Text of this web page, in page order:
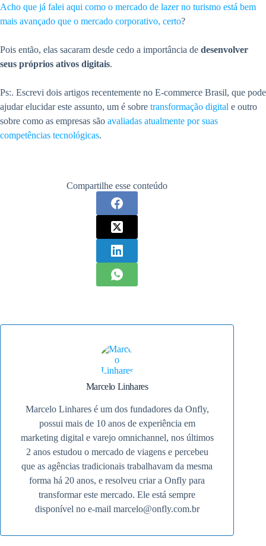
Acho que já falei aqui como o mercado de lazer no turismo está bem
mais avançado que o mercado corporativo, certo?
Pois então, elas sacaram desde cedo a importância de desenvolver
seus próprios ativos digitais.
Ps:. Escrevi dois artigos recentemente no E-commerce Brasil, que pode
ajudar elucidar este assunto, um é sobre transformação digital e outro
sobre como as empresas são avaliadas atualmente por suas
competências tecnológicas.
Compartilhe esse conteúdo
Marcelo Linhares
Marcelo Linhares é um dos fundadores da Onfly,
possui mais de 10 anos de experiência em
marketing digital e varejo omnichannel, nos últimos
2 anos estudou o mercado de viagens e percebeu
que as agências tradicionais trabalhavam da mesma
forma há 20 anos, e resolveu criar a Onfly para
transformar este mercado. Ele está sempre
disponível no e-mail marcelo@onfly.com.br